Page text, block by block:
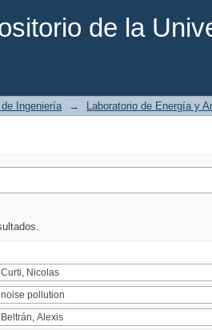
de la
Ingeniería → Laboratorio de Energía y